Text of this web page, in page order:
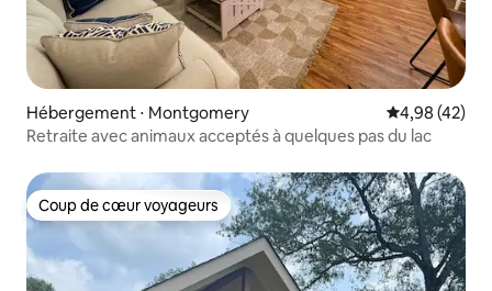
Hébergement ⋅ Montgomery Évaluation
4,98 (42)
Retraite avec animaux acceptés à quelques pas du lac
Coup de cœur voyageurs
Coup de cœur voyageurs